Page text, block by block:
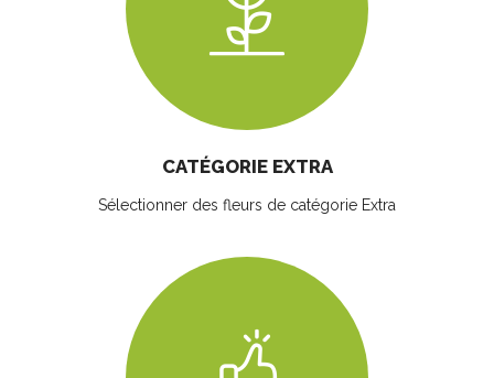
CATÉGORIE EXTRA
Sélectionner des fleurs de catégorie Extra